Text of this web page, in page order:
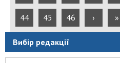
44 45 46 › »
Вибір редакції